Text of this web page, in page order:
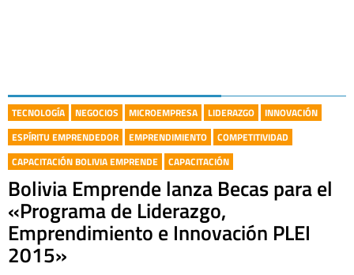
TECNOLOGÍA NEGOCIOS MICROEMPRESA LIDERAZGO
INNOVACIÓN
ESPÍRITU EMPRENDEDOR
EMPRENDIMIENTO
COMPETITIVIDAD
CAPACITACIÓN BOLIVIA EMPRENDE
CAPACITACIÓN
Bolivia Emprende lanza Becas para el
«Programa de Liderazgo,
Emprendimiento e Innovación PLEI
2015»